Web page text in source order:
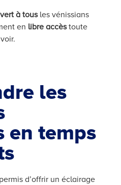
à tousles vénissians
en libre accès toute
les
en temps
d’offrir un éclairage